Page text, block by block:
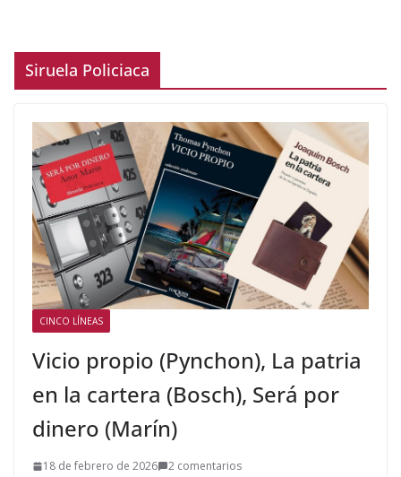
Siruela Policiaca
CINCO LÍNEAS
Vicio propio (Pynchon), La patria
en la cartera (Bosch), Será por
dinero (Marín)
18 de febrero de 2026
2 comentarios